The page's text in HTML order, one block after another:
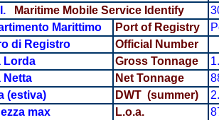
Maritime Mobile Service Identify
Marittimo
Port of Registry
di Registro
Official Number
Lorda
Gross Tonnage
Netta
Net Tonnage
(estiva) DWT (summer)
max
L.o.a.